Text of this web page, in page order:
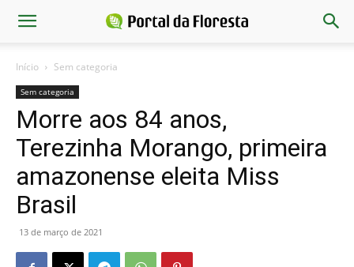
Início Sem categoria
Sem categoria
Morre aos 84 anos,
Terezinha Morango, primeira
amazonense eleita Miss
Brasil
13 de março de 2021